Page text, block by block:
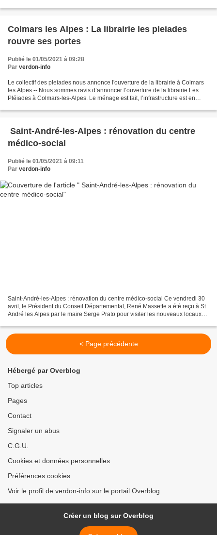
Colmars les Alpes : La librairie les pleiades
rouvre ses portes
Publié le 01/05/2021 à 09:28
Par verdon-info
Le collectif des pleiades nous annonce l'ouverture de la librairie à Colmars
les Alpes -- Nous sommes ravis d’annoncer l’ouverture de la librairie Les
Pléiades à Colmars-les-Alpes. Le ménage est fait, l’infrastructure est en
Saint-André-les-Alpes : rénovation du centre
médico-social
Publié le 01/05/2021 à 09:11
Par verdon-info
Saint-André-les-Alpes : rénovation du centre médico-social Ce vendredi 30
avril, le Président du Conseil Départemental, René Massette a été reçu à St
André les Alpes par le maire Serge Prato pour visiter les nouveaux locaux
< Page précédente
Hébergé par Overblog
Top articles
Pages
Contact
Signaler un abus
C.G.U.
Cookies et données personnelles
Préférences cookies
Voir le profil de verdon-info sur le portail Overblog
Créer un blog sur Overblog